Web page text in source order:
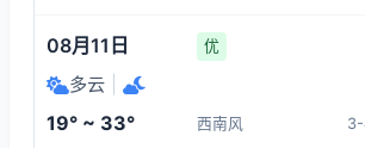
08月11日 优
多云
19° ~ 33° 西南风